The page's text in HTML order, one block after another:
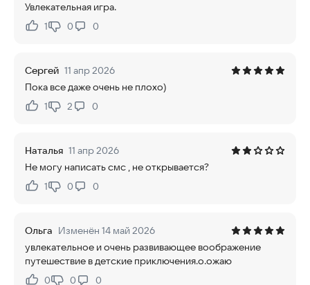
Увлекательная игра.
Нравится:
1Не нравится:
0 0
Сергей 11 апр 2026
Пока все даже очень не плохо)
Нравится:
1Не нравится:
2 0
Наталья 11 апр 2026
Не могу написать смс , не открывается?
Нравится:
1Не нравится:
0 0
Ольга Изменён 14 май 2026
увлекательное и очень развивающее воображение
путешествие в детские приключения.о.ожаю
0 0 0